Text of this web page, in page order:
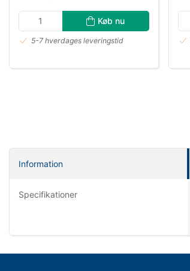
Køb nu
5-7 hverdages leveringstid
Information
Specifikationer